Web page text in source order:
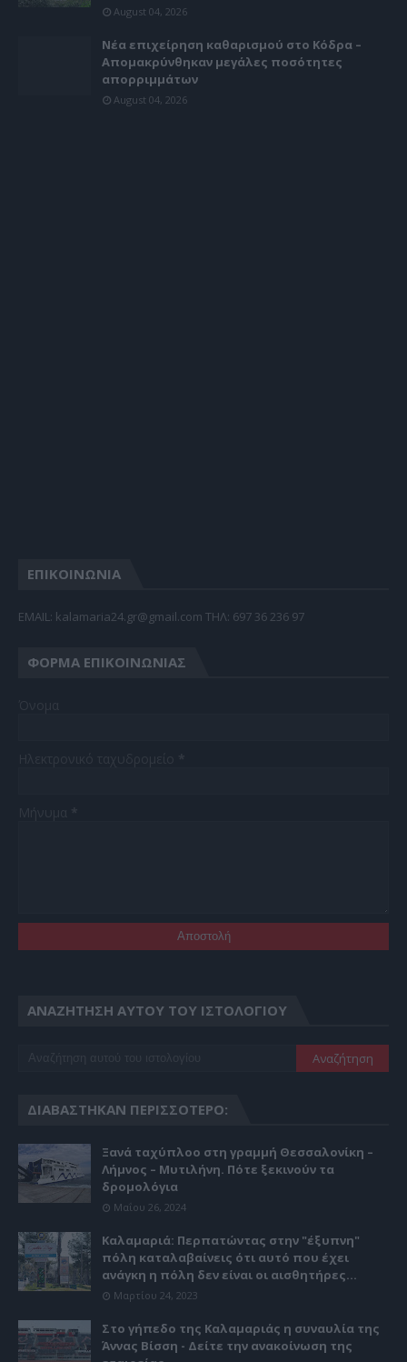
August 04, 2026
Νέα επιχείρηση καθαρισμού στο Κόδρα –
Απομακρύνθηκαν μεγάλες ποσότητες
απορριμμάτων
August 04, 2026
ΕΠΙΚΟΙΝΩΝΙΑ
EMAIL: kalamaria24.gr@gmail.com TΗΛ: 697 36 236 97
ΦΌΡΜΑ ΕΠΙΚΟΙΝΩΝΊΑΣ
ΑΝΑΖΉΤΗΣΗ ΑΥΤΟΎ ΤΟΥ ΙΣΤΟΛΟΓΊΟΥ
ΔΙΑΒΆΣΤΗΚΑΝ ΠΕΡΙΣΣΌΤΕΡΟ:
Ξανά ταχύπλοο στη γραμμή Θεσσαλονίκη –
Λήμνος – Μυτιλήνη. Πότε ξεκινούν τα
δρομολόγια
Μαΐου 26, 2024
Καλαμαριά: Περπατώντας στην "έξυπνη"
πόλη καταλαβαίνεις ότι αυτό που έχει
ανάγκη η πόλη δεν είναι οι αισθητήρες...
Μαρτίου 24, 2023
Στο γήπεδο της Καλαμαριάς η συναυλία της
Άννας Βίσση - Δείτε την ανακοίνωση της